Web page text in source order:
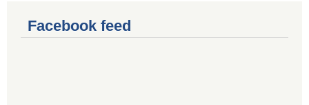
Facebook feed